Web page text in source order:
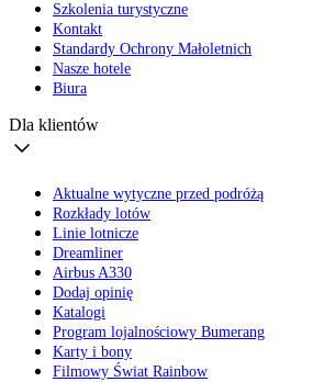
Szkolenia turystyczne
Kontakt
Standardy Ochrony Małoletnich
Nasze hotele
Biura
Dla klientów
Aktualne wytyczne przed podróżą
Rozkłady lotów
Linie lotnicze
Dreamliner
Airbus A330
Dodaj opinię
Katalogi
Program lojalnościowy Bumerang
Karty i bony
Filmowy Świat Rainbow